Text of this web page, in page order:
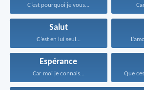
C’est pourquoi je vous...
Salut
C’est en lui seul...
Espérance
Car moi je connais...